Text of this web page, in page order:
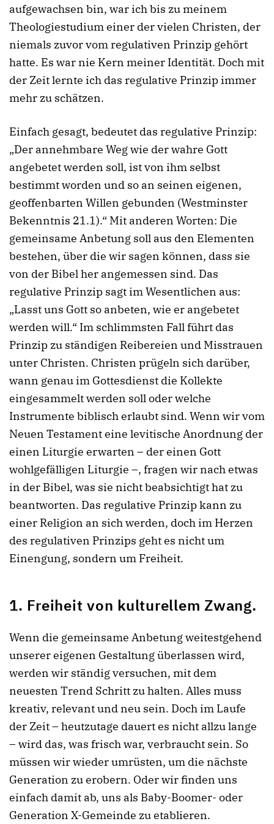
aufgewachsen bin, war ich bis zu meinem
Theologiestudium einer der vielen Christen, der
niemals zuvor vom regulativen Prinzip gehört
hatte. Es war nie Kern meiner Identität. Doch mit
der Zeit lernte ich das regulative Prinzip immer
mehr zu schätzen.
Einfach gesagt, bedeutet das regulative Prinzip:
„Der annehmbare Weg wie der wahre Gott
angebetet werden soll, ist von ihm selbst
bestimmt worden und so an seinen eigenen,
geoffenbarten Willen gebunden (Westminster
Bekenntnis 21.1).“ Mit anderen Worten: Die
gemeinsame Anbetung soll aus den Elementen
bestehen, über die wir sagen können, dass sie
von der Bibel her angemessen sind. Das
regulative Prinzip sagt im Wesentlichen aus:
„Lasst uns Gott so anbeten, wie er angebetet
werden will.“ Im schlimmsten Fall führt das
Prinzip zu ständigen Reibereien und Misstrauen
unter Christen. Christen prügeln sich darüber,
wann genau im Gottesdienst die Kollekte
eingesammelt werden soll oder welche
Instrumente biblisch erlaubt sind. Wenn wir vom
Neuen Testament eine levitische Anordnung der
einen Liturgie erwarten – der einen Gott
wohlgefälligen Liturgie –, fragen wir nach etwas
in der Bibel, was sie nicht beabsichtigt hat zu
beantworten. Das regulative Prinzip kann zu
einer Religion an sich werden, doch im Herzen
des regulativen Prinzips geht es nicht um
Einengung, sondern um Freiheit.
1. Freiheit von kulturellem Zwang.
Wenn die gemeinsame Anbetung weitestgehend
unserer eigenen Gestaltung überlassen wird,
werden wir ständig versuchen, mit dem
neuesten Trend Schritt zu halten. Alles muss
kreativ, relevant und neu sein. Doch im Laufe
der Zeit – heutzutage dauert es nicht allzu lange
– wird das, was frisch war, verbraucht sein. So
müssen wir wieder umrüsten, um die nächste
Generation zu erobern. Oder wir finden uns
einfach damit ab, uns als Baby-Boomer- oder
Generation X-Gemeinde zu etablieren.